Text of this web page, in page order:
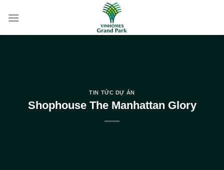
qua
TIN TỨC DỰ ÁN
Shophouse The Manhattan Glory